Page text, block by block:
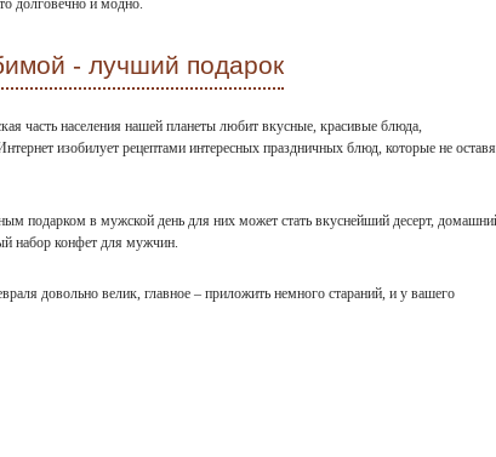
- лучший подарок
часть населения нашей планеты любит вкусные, красивые блюда,
изобилует рецептами интересных праздничных блюд, которые не
подарком в мужской день для них может стать вкуснейший десерт,
набор конфет для мужчин.
довольно велик, главное – приложить немного стараний, и у вашего